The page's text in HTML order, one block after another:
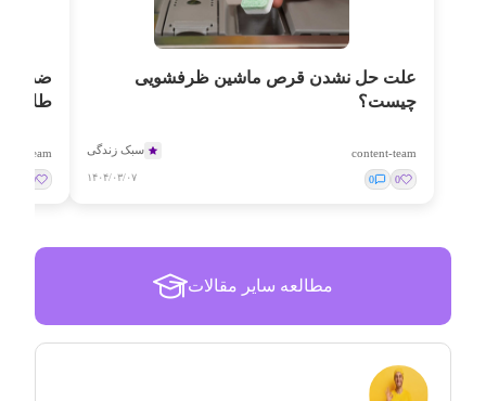
علت حل نشدن قرص ماشین ظرفشویی
چیست؟
content-team سبک زندگی
0
0 ۱۴۰۴/۰۳/۰۷
طلایی
team
0
مطالعه سایر مقالات